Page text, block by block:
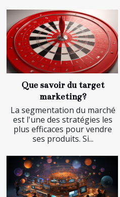
Que savoir du target
marketing?
La segmentation du marché
est l'une des stratégies les
plus efficaces pour vendre
ses produits. Si...